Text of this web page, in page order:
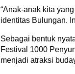
“Anak-anak kita
identitas Bulungan.
Sebagai bentuk
Festival 1000
menjadi atraksi